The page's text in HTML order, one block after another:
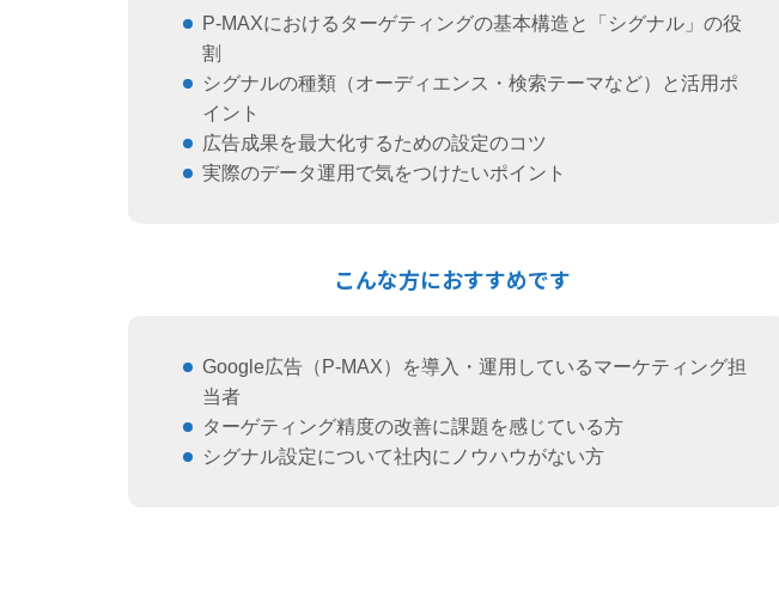
P-MAXにおけるターゲティングの基本構造と「シグナル」の役
割
シグナルの種類（オーディエンス・検索テーマなど）と活用ポ
イント
広告成果を最大化するための設定のコツ
実際のデータ運用で気をつけたいポイント
こんな方におすすめです
Google広告（P-MAX）を導入・運用しているマーケティング担
当者
ターゲティング精度の改善に課題を感じている方
シグナル設定について社内にノウハウがない方